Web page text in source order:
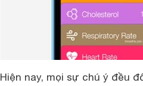
Hiện nay, mọi sự chú ý đều